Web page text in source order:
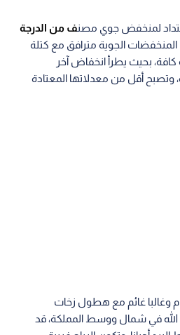
لمنخفض جوي مصنف من الدرجة
الجوية مترافق مع كتلة
بحيث يطرأ انخفاض آخر
وتصبح أقل من معدلاتها المعتادة
وغالبا غائم مع هطول زخات
في شمال ووسط المملكة، قد